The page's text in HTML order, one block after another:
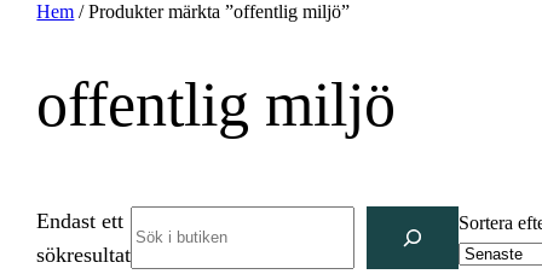
Hem / Produkter märkta ”offentlig miljö”
offentlig miljö
Endast ett
sökresultat
Sortera